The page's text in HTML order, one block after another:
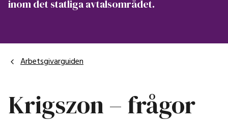
inom det statliga avtalsområdet.
Arbetsgivarguiden
Krigszon – frågor